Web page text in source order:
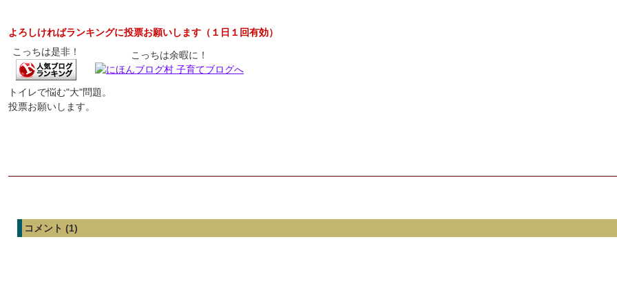
よろしければランキングに投票お願いします（１日１回有効）
こっちは是非！
こっちは余暇に！
トイレで悩む"大"問題。
投票お願いします。
コメント (1)